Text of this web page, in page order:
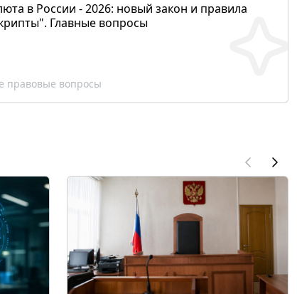
в России - 2026: новый закон и правила
Главные вопросы
правовые вопросы